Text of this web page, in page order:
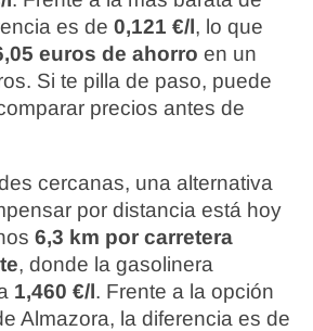
es de 0,121 €/l, lo que
euros de ahorro en un
Si te pilla de paso, puede
precios antes de
cercanas, una alternativa
por distancia está hoy
6,3 km por carretera
, donde la gasolinera
1,460 €/l. Frente a la opción
Almazora, la diferencia es de